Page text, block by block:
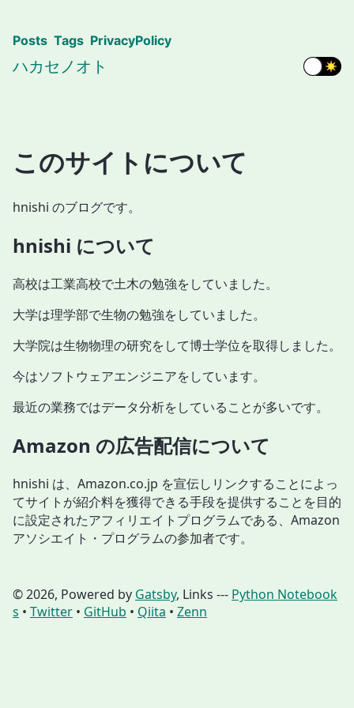
Posts Tags PrivacyPolicy
ハカセノオト
このサイトについて
hnishi のブログです。
hnishi について
高校は工業高校で土木の勉強をしていました。
大学は理学部で生物の勉強をしていました。
大学院は生物物理の研究をして博士学位を取得しました。
今はソフトウェアエンジニアをしています。
最近の業務ではデータ分析をしていることが多いです。
Amazon の広告配信について
hnishi は、Amazon.co.jp を宣伝しリンクすることによっ
てサイトが紹介料を獲得できる手段を提供することを目的
に設定されたアフィリエイトプログラムである、Amazon
アソシエイト・プログラムの参加者です。
©2026, Powered by Gatsby, Links --- Python Notebook
s • Twitter • GitHub • Qiita • Zenn